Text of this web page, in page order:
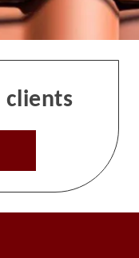
clients